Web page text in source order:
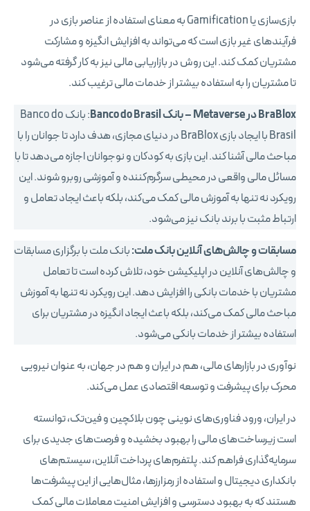
بازی‌سازی یا Gamification به معنای استفاده از عناصر بازی در
فرآیندهای غیر بازی است که می‌تواند به افزایش انگیزه و مشارکت
مشتریان کمک کند. این روش در بازاریابی مالی نیز به کار گرفته می‌شود
تا مشتریان را به استفاده بیشتر از خدمات مالی ترغیب کند.
BraBlox در Metaverse – بانک Banco do Brasil
: بانک Banco do
Brasil با ایجاد بازی BraBlox در دنیای مجازی، هدف دارد تا جوانان را با
مباحث مالی آشنا کند. این بازی به کودکان و نوجوانان اجازه می‌دهد تا با
مسائل مالی واقعی در محیطی سرگرم‌کننده و آموزشی روبرو شوند. این
رویکرد نه تنها به آموزش مالی کمک می‌کند، بلکه باعث ایجاد تعامل و
ارتباط مثبت با برند بانک نیز می‌شود.
مسابقات و چالش‌های آنلاین بانک ملت:بانک ملت با برگزاری مسابقات
و چالش‌های آنلاین در اپلیکیشن خود، تلاش کرده است تا تعامل
مشتریان با خدمات بانکی را افزایش دهد. این رویکرد نه تنها به آموزش
مباحث مالی کمک می‌کند، بلکه باعث ایجاد انگیزه در مشتریان برای
استفاده بیشتر از خدمات بانکی می‌شود.
نوآوری در بازارهای مالی، هم در ایران و هم در جهان، به عنوان نیرویی
محرک برای پیشرفت و توسعه اقتصادی عمل می‌کند.
در ایران، ورود فناوری‌های نوینی چون بلاکچین و فین‌تک، توانسته
است زیرساخت‌های مالی را بهبود بخشیده و فرصت‌های جدیدی برای
سرمایه‌گذاری فراهم کند. پلتفرم‌های پرداخت آنلاین، سیستم‌های
بانکداری دیجیتال و استفاده از رمزارزها، مثال‌هایی از این پیشرفت‌ها
هستند که به بهبود دسترسی و افزایش امنیت معاملات مالی کمک